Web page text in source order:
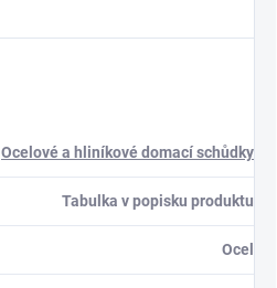
Ocelové a hliníkové domací schůdky
Tabulka v popisku produktu
Ocel